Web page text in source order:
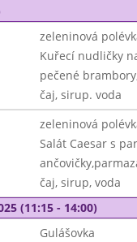
zeleninová
Kuřecí nudličky
pečené
čaj, sirup. voda
zeleninová
Salát Caesar s
čaj, sirup, voda
(11:15 - 14:00)
Gulášovka